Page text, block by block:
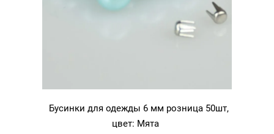
Бусинки для одежды 6 мм розница 50шт,
цвет: Мята